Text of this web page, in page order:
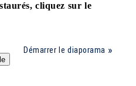
cliquez sur le
Démarrer le diaporama